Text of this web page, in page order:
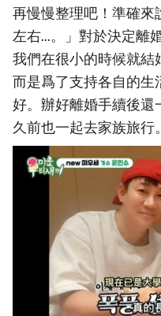
再慢慢整理吧！準確來
左右...。」對於決定離
我們在很小的時候就結
而是爲了支持各自的生
好。辦好離婚手續後還
久前也一起去家族旅行